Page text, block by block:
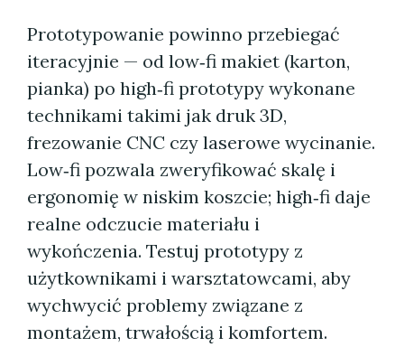
Prototypowanie powinno przebiegać
iteracyjnie — od low‑fi makiet (karton,
pianka) po high‑fi prototypy wykonane
technikami takimi jak druk 3D,
frezowanie CNC czy laserowe wycinanie.
Low‑fi pozwala zweryfikować skalę i
ergonomię w niskim koszcie; high‑fi daje
realne odczucie materiału i
wykończenia. Testuj prototypy z
użytkownikami i warsztatowcami, aby
wychwycić problemy związane z
montażem, trwałością i komfortem.